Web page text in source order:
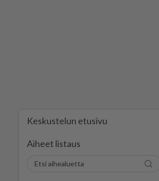
Keskustelun etusivu
Aiheet listaus